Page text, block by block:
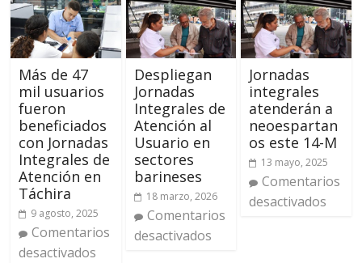
Más de 47
mil usuarios
fueron
beneficiados
con Jornadas
Integrales de
Atención en
Táchira
9 agosto, 2025
Comentarios
desactivados
Despliegan
Jornadas
Integrales de
Atención al
Usuario en
sectores
barineses
18 marzo, 2026
Comentarios
desactivados
Jornadas
integrales
atenderán a
neoespartan
os este 14-M
13 mayo, 2025
Comentarios
desactivados